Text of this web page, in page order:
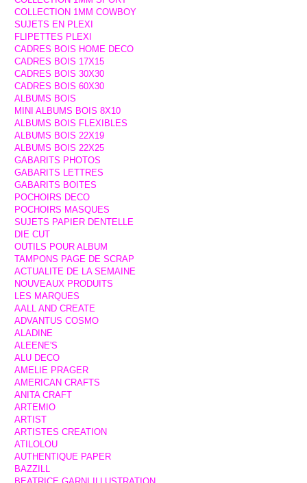
COLLECTION 1MM COWBOY
SUJETS EN PLEXI
FLIPETTES PLEXI
CADRES BOIS HOME DECO
CADRES BOIS 17X15
CADRES BOIS 30X30
CADRES BOIS 60X30
ALBUMS BOIS
MINI ALBUMS BOIS 8X10
ALBUMS BOIS FLEXIBLES
ALBUMS BOIS 22X19
ALBUMS BOIS 22X25
GABARITS PHOTOS
GABARITS LETTRES
GABARITS BOITES
POCHOIRS DECO
POCHOIRS MASQUES
SUJETS PAPIER DENTELLE
DIE CUT
OUTILS POUR ALBUM
TAMPONS PAGE DE SCRAP
ACTUALITE DE LA SEMAINE
NOUVEAUX PRODUITS
LES MARQUES
AALL AND CREATE
ADVANTUS COSMO
ALADINE
ALEENE'S
ALU DECO
AMELIE PRAGER
AMERICAN CRAFTS
ANITA CRAFT
ARTEMIO
ARTIST
ARTISTES CREATION
ATILOLOU
AUTHENTIQUE PAPER
BAZZILL